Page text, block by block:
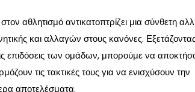
αθλητισμό αντικατοπτρίζει μια σύνθετη
και αλλαγών στους κανόνες. Εξετάζοντας
επιδόσεις των ομάδων, μπορούμε να
τις τακτικές τους για να ενισχύσουν την
αποτελέσματα.